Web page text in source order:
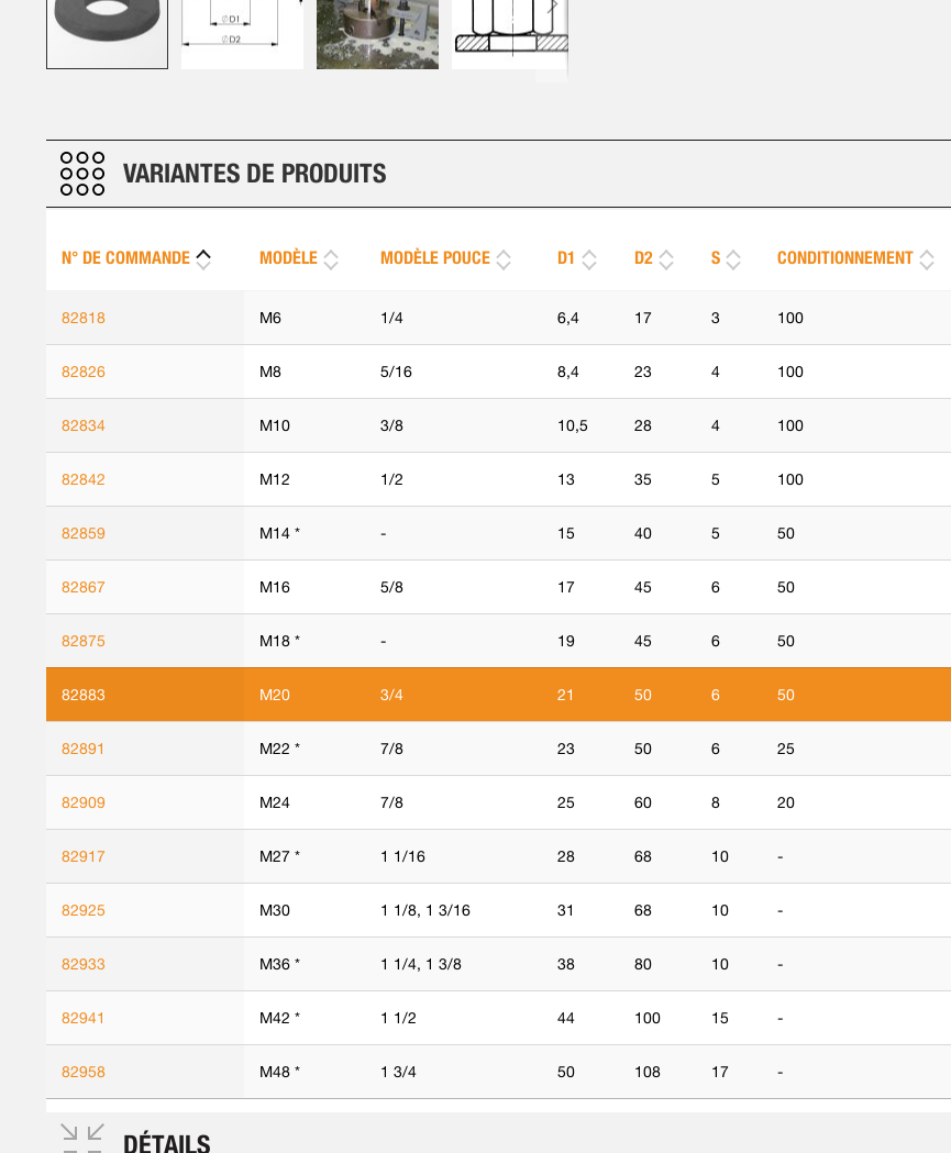
the
beginning
the
gallery
VARIANTES DE PRODUITS
N° DE COMMANDE MODÈLE MODÈLE POUCE D1 D2 S CONDITIONNEMENT
82818 M6 1/4 6,4 17 3 100
82826 M8 5/16 8,4 23 4 100
82834 M10 3/8 10,5 28 4 100
82842 M12 1/2 13 35 5 100
82859 M14 * - 15 40 5 50
82867 M16 5/8 17 45 6 50
82875 M18 * - 19 45 6 50
82883 M20 3/4 21 50 6 50
82891 M22 * 7/8 23 50 6 25
82909 M24 7/8 25 60 8 20
82917 M27 * 1 1/16 28 68 10 -
82925 M30 1 1/8, 1 3/16 31 68 10 -
82933 M36 * 1 1/4, 1 3/8 38 80 10 -
82941 M42 * 1 1/2 44 100 15 -
82958 M48 * 1 3/4 50 108 17 -
DÉTAILS